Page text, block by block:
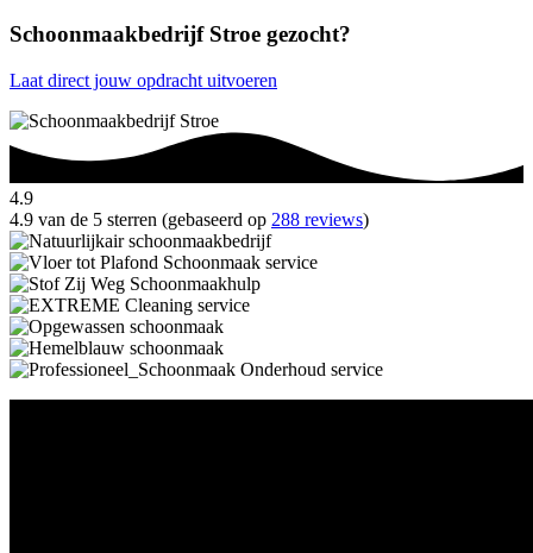
Schoonmaakbedrijf Stroe gezocht?
Laat direct jouw opdracht uitvoeren
4.9
4.9 van de 5 sterren (gebaseerd op 288 reviews)